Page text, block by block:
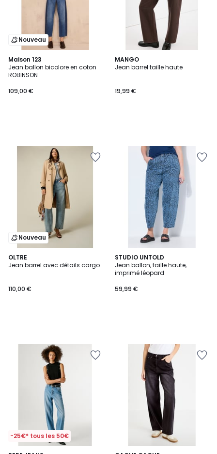
Nouveau
Maison 123
Jean ballon bicolore en coton
ROBINSON
109,00 €
MANGO
Jean barrel taille haute
19,99 €
Nouveau
OLTRE
Jean barrel avec détails cargo
110,00 €
STUDIO UNTOLD
Jean ballon, taille haute,
imprimé léopard
59,99 €
-25€* tous les 50€